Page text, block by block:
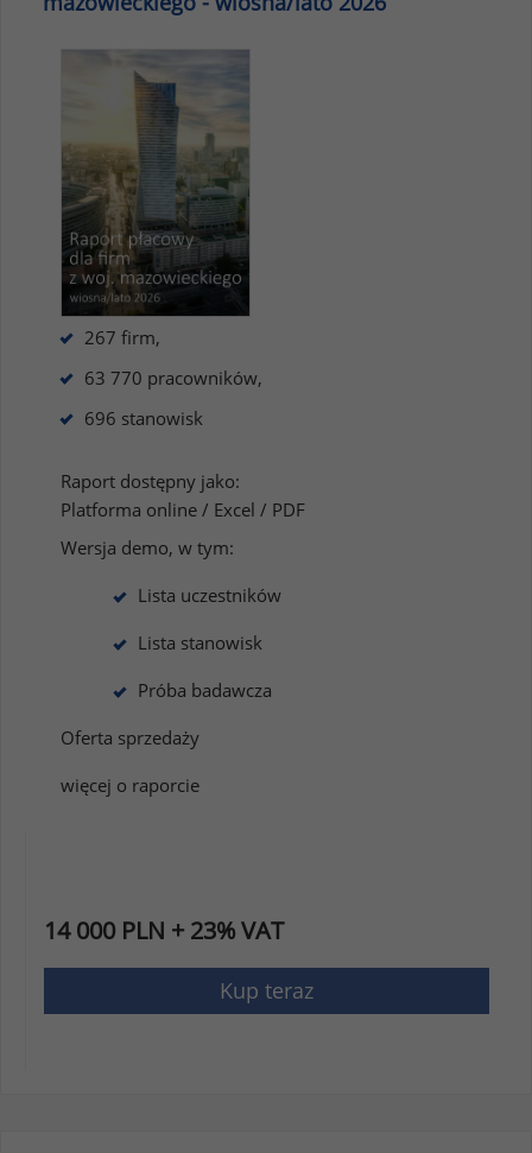
267 firm,
63 770 pracowników,
696 stanowisk
Raport dostępny jako:
Platforma online / Excel / PDF
Wersja demo, w tym:
Lista uczestników
Lista stanowisk
Próba badawcza
Oferta sprzedaży
więcej o raporcie
14 000 PLN + 23% VAT
Kup teraz